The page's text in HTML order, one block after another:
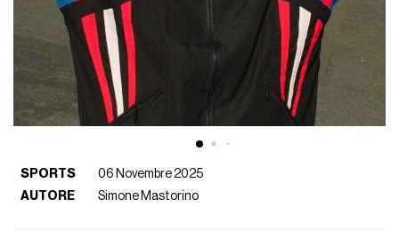
SPORTS
06 Novembre 2025
AUTORE
Simone Mastorino